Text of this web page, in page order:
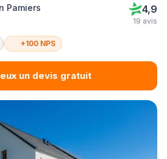
Pamiers 4,9
19 avis
+100 NPS
un devis gratuit